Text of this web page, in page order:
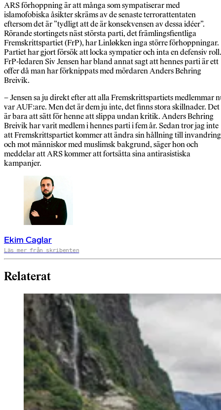
ARS förhoppning är att många som sympatiserar med
islamofobiska åsikter skräms av de senaste terrorattentaten
eftersom det är ”tydligt att de är konsekvensen av dessa idéer”.
Rörande stortingets näst största parti, det främlingsfientliga
Fremskrittspartiet (FrP), har Linløkken inga större förhoppningar.
Partiet har gjort försök att locka sympatier och inta en defensiv
FrP-ledaren Siv Jensen har bland annat sagt att hennes parti är ett
offer då man har förknippats med mördaren Anders Behring
Breivik.
– Jensen sa ju direkt efter att alla Fremskrittspartiets medlemmar
var AUF:are. Men det är dem ju inte, det finns stora skillnader. Det
är bara att sätt för henne att slippa undan kritik. Anders Behring
Breivik har varit medlem i hennes parti i fem år. Sedan tror jag inte
att Fremskrittspartiet kommer att ändra sin hållning till invandring
och mot människor med muslimsk bakgrund, säger hon och
meddelar att ARS kommer att fortsätta sina antirasistiska
kampanjer.
Ekim Caglar
Läs mer från skribenten
Relaterat